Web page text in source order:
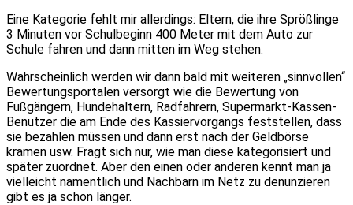
Eine Kategorie fehlt mir allerdings: Eltern, die ihre Sprößlinge
3 Minuten vor Schulbeginn 400 Meter mit dem Auto zur
Schule fahren und dann mitten im Weg stehen.
Wahrscheinlich werden wir dann bald mit weiteren „sinnvollen“
Bewertungsportalen versorgt wie die Bewertung von
Fußgängern, Hundehaltern, Radfahrern, Supermarkt-Kassen-
Benutzer die am Ende des Kassiervorgangs feststellen, dass
sie bezahlen müssen und dann erst nach der Geldbörse
kramen usw. Fragt sich nur, wie man diese kategorisiert und
später zuordnet. Aber den einen oder anderen kennt man ja
vielleicht namentlich und Nachbarn im Netz zu denunzieren
gibt es ja schon länger.